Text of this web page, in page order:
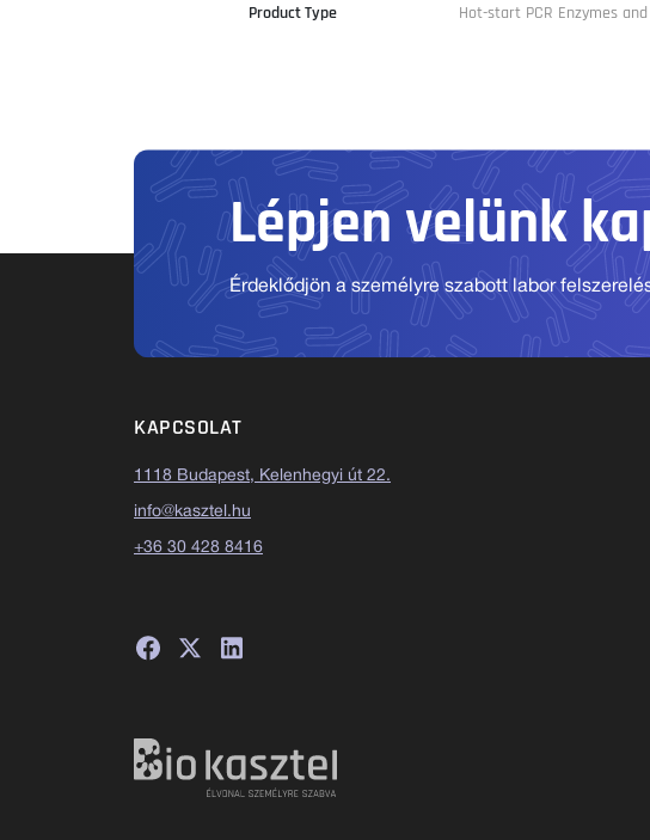
Product Type Hot-start PCR Enzymes
Lépjen velünk
Érdeklődjön a személyre szabott labor
KAPCSOLAT
1118 Budapest, Kelenhegyi út 22.
info@kasztel.hu
+36 30 428 8416